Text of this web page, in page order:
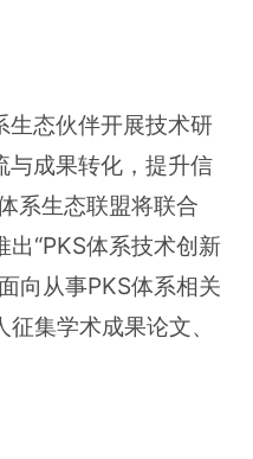
生态伙伴开展技术研
与成果转化，提升信
系生态联盟将联合
出“PKS体系技术创新
向从事PKS体系相关
集学术成果论文、